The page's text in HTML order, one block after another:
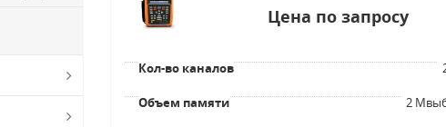
Цена по запросу
Кол-во каналов
Объем памяти 2